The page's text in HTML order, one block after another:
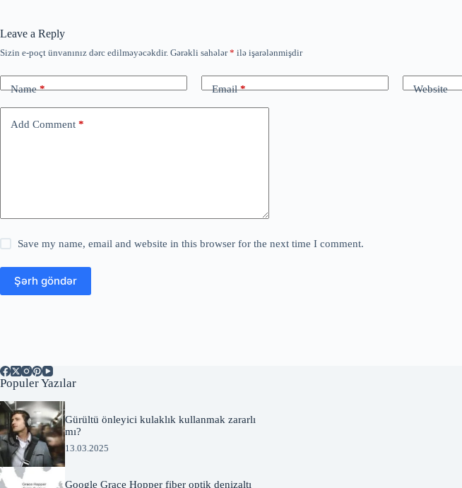
Leave a Reply
Sizin e-poçt ünvanınız dərc edilməyəcəkdir. Gərəkli sahələr* ilə işarələnmişdir
Name* Email* Website
Add Comment *
Save my name, email and website in this browser for the next time I comment.
Şərh göndər
Populer Yazılar
Gürültü önleyici kulaklık kullanmak zararlı
mı?
13.03.2025
Google Grace Hopper fiber optik denizaltı